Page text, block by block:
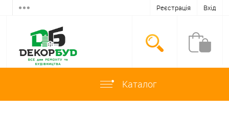
Реєстрація Вхід
Каталог